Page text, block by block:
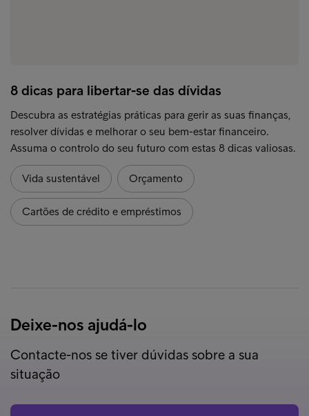
8 dicas para libertar-se das dívidas
Descubra as estratégias práticas para gerir as suas finanças,
resolver dívidas e melhorar o seu bem-estar financeiro.
Assuma o controlo do seu futuro com estas 8 dicas valiosas.
Vida sustentável Orçamento
Cartões de crédito e empréstimos
Deixe-nos ajudá-lo
Contacte-nos se tiver dúvidas sobre a sua
situação